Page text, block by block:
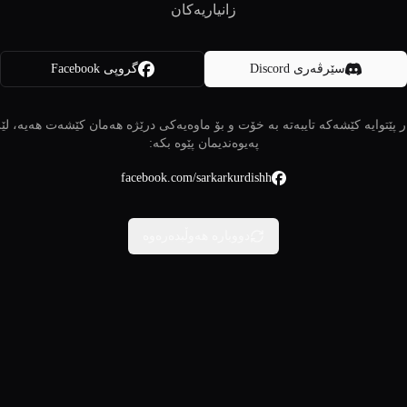
زانیاریەکان
سێرڤەری Discord گروپی Facebook
پێتوایە کێشەکە تایبەتە بە خۆت و بۆ ماوەیەکی درێژە هەمان کێشەت هەیە،
پەیوەندیمان پێوە بکە:
facebook.com/sarkarkurdishh